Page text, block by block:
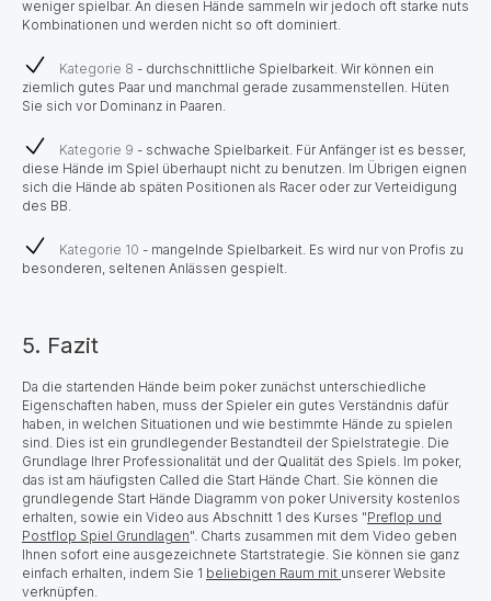
weniger spielbar. An diesen Hände sammeln wir jedoch oft starke nuts
Kombinationen und werden nicht so oft dominiert.
Kategorie 8 - durchschnittliche Spielbarkeit. Wir können ein
ziemlich gutes Paar und manchmal gerade zusammenstellen. Hüten
Sie sich vor Dominanz in Paaren.
Kategorie 9 - schwache Spielbarkeit. Für Anfänger ist es besser,
diese Hände im Spiel überhaupt nicht zu benutzen. Im Übrigen eignen
sich die Hände ab späten Positionen als Racer oder zur Verteidigung
des BB.
Kategorie 10 - mangelnde Spielbarkeit. Es wird nur von Profis zu
besonderen, seltenen Anlässen gespielt.
5. Fazit
Da die startenden Hände beim poker zunächst unterschiedliche
Eigenschaften haben, muss der Spieler ein gutes Verständnis dafür
haben, in welchen Situationen und wie bestimmte Hände zu spielen
sind. Dies ist ein grundlegender Bestandteil der Spielstrategie. Die
Grundlage Ihrer Professionalität und der Qualität des Spiels. Im poker,
das ist am häufigsten Called die Start Hände Chart. Sie können die
grundlegende Start Hände Diagramm von poker University kostenlos
erhalten, sowie ein Video aus Abschnitt 1 des Kurses "Preflop und
Postflop Spiel Grundlagen". Charts zusammen mit dem Video geben
Ihnen sofort eine ausgezeichnete Startstrategie. Sie können sie ganz
einfach erhalten, indem Sie 1 beliebigen Raum mit unserer Website
verknüpfen.